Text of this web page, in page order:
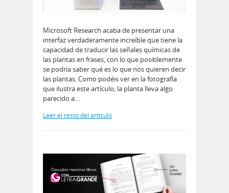
Microsoft Research acaba de presentar una
interfaz verdaderamente increíble que tiene la
capacidad de traducir las señales químicas de
las plantas en frases, con lo que posiblemente
se podría saber qué es lo que nos quieren decir
las plantas. Como podéis ver en la fotografía
que ilustra este artículo, la planta lleva algo
parecido a…
Leer el resto del artículo